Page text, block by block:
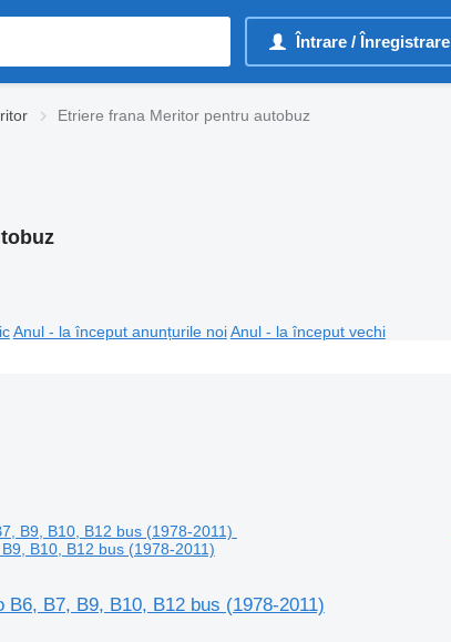
Întrare / Înregistrare
Etriere frana Meritor pentru autobuz
Anul - la început anunțurile noi Anul - la început vechi
B10, B12 bus (1978-2011)
B7, B9, B10, B12 bus (1978-2011)